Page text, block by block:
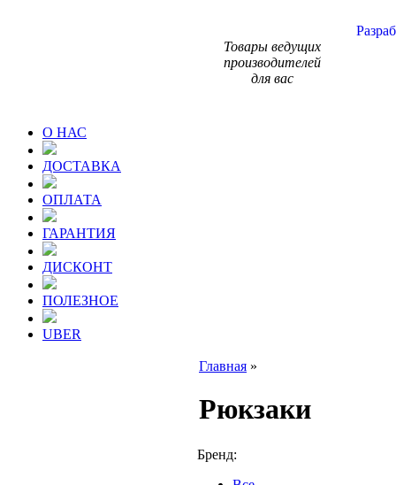
Товары ведущих
производителей
для вас
О НАС
ДОСТАВКА
ОПЛАТА
ГАРАНТИЯ
ДИСКОНТ
ПОЛЕЗНОЕ
UBER
Главная »
Рюкзаки
Бренд: